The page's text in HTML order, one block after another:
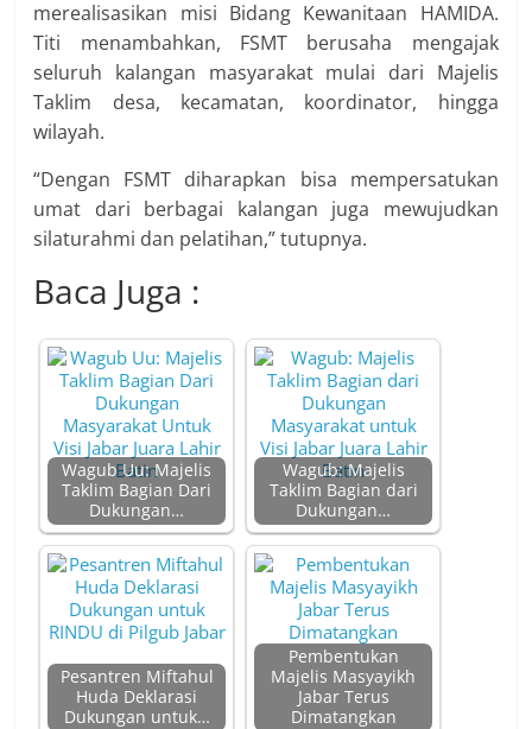
merealisasikan misi Bidang Kewanitaan HAMIDA.
Titi menambahkan, FSMT berusaha mengajak
seluruh kalangan masyarakat mulai dari Majelis
Taklim desa, kecamatan, koordinator, hingga
wilayah.
“Dengan FSMT diharapkan bisa mempersatukan
umat dari berbagai kalangan juga mewujudkan
silaturahmi dan pelatihan,” tutupnya.
Baca Juga :
Wagub Uu: Majelis
Taklim Bagian Dari
Dukungan…
Wagub: Majelis
Taklim Bagian dari
Dukungan…
Pesantren Miftahul
Huda Deklarasi
Dukungan untuk…
Pembentukan
Majelis Masyayikh
Jabar Terus
Dimatangkan